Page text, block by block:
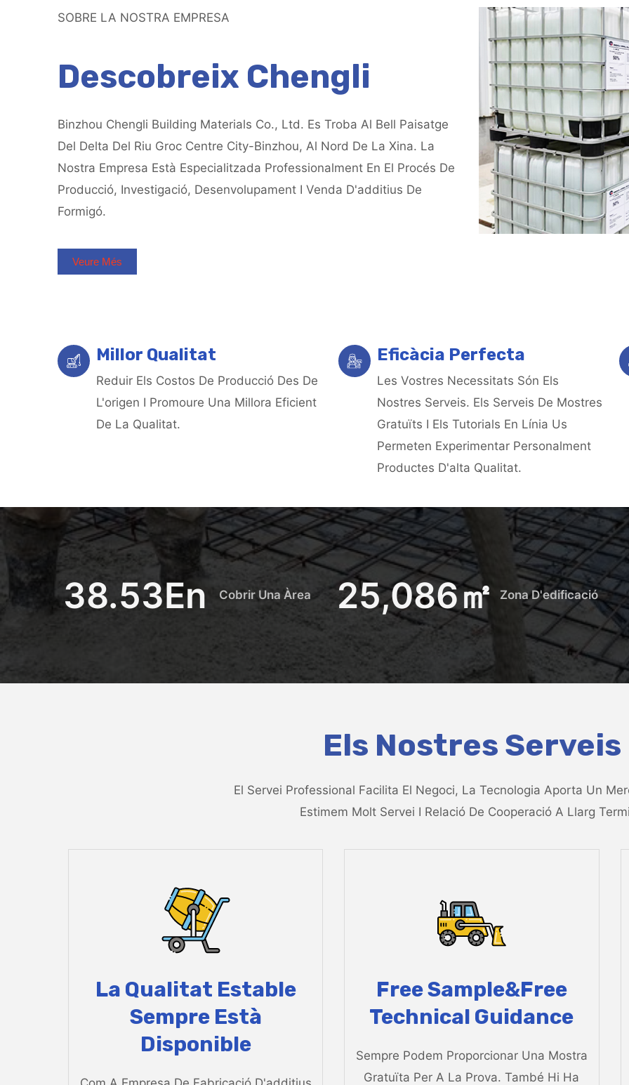
SOBRE LA NOSTRA EMPRESA
Descobreix Chengli
Binzhou Chengli Building Materials Co., Ltd. Es Troba Al Bell Paisatge
Del Delta Del Riu Groc Centre City-Binzhou, Al Nord De La Xina. La
Nostra Empresa Està Especialitzada Professionalment En El Procés De
Producció, Investigació, Desenvolupament I Venda D'additius De
Formigó.
Veure Més
Millor Qualitat
Reduir Els Costos De Producció Des De
L'origen I Promoure Una Millora Eficient
De La Qualitat.
Eficàcia Perfecta
Les Vostres Necessitats Són Els
Nostres Serveis. Els Serveis De Mostres
Gratuïts I Els Tutorials En Línia Us
Permeten Experimentar Personalment
Productes D'alta Qualitat.
38.53En Cobrir Una Àrea 25,086㎡ Zona D'edificació
Els Nostres Serveis
El Servei Professional Facilita El Negoci, La Tecnologia Aporta Un
Estimem Molt Servei I Relació De Cooperació A Llarg
La Qualitat Estable
Sempre Està
Disponible
Free Sample&free
Technical Guidance
Sempre Podem Proporcionar Una Mostra
Gratuïta Per A La Prova. També Hi Ha